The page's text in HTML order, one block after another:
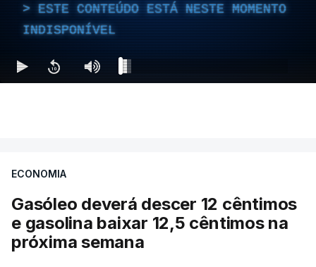
ESTE CONTEÚDO ESTÁ NESTE MOMENTO
INDISPONÍVEL
ECONOMIA
Gasóleo deverá descer 12 cêntimos
e gasolina baixar 12,5 cêntimos na
próxima semana